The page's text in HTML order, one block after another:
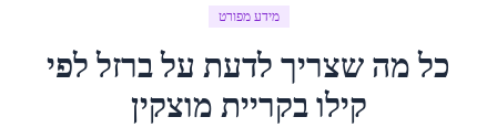
מידע מפורט
כל מה שצריך לדעת עלברזל לפי
קילובקריית מוצקין